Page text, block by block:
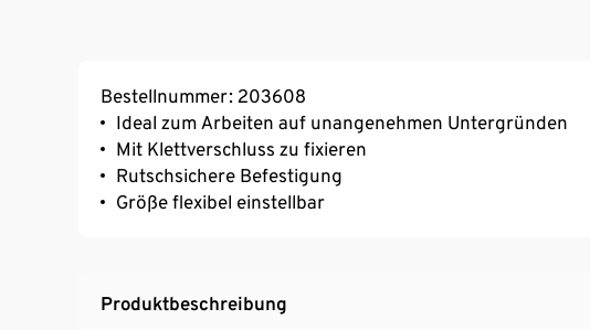
Bestellnummer: 203608
Ideal zum Arbeiten auf unangenehmen Untergründen
Mit Klettverschluss zu fixieren
Rutschsichere Befestigung
Größe flexibel einstellbar
Produktbeschreibung